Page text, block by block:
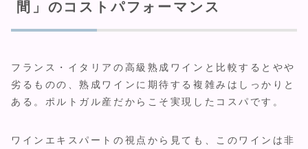
間」のコストパフォーマンス
フランス・イタリアの高級熟成ワインと比較するとやや
劣るものの、熟成ワインに期待する複雑みはしっかりと
ある。ポルトガル産だからこそ実現したコスパです。
ワインエキスパートの視点から見ても、このワインは非